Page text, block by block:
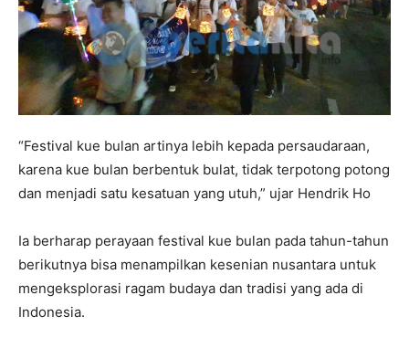
“Festival kue bulan artinya lebih kepada persaudaraan,
karena kue bulan berbentuk bulat, tidak terpotong potong
dan menjadi satu kesatuan yang utuh,” ujar Hendrik Ho
Ia berharap perayaan festival kue bulan pada tahun-tahun
berikutnya bisa menampilkan kesenian nusantara untuk
mengeksplorasi ragam budaya dan tradisi yang ada di
Indonesia.